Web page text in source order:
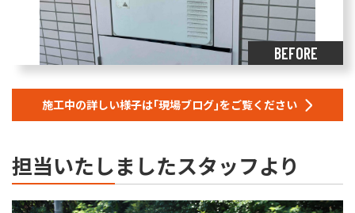
BEFORE
施工中の詳しい様子は｢現場ブログ｣をご覧ください
担当いたしましたスタッフより